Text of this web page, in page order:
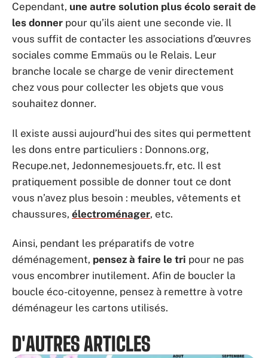
Cependant, une autre solution plus écolo serait de
les donner pour qu’ils aient une seconde vie. Il
vous suffit de contacter les associations d’œuvres
sociales comme Emmaüs ou le Relais. Leur
branche locale se charge de venir directement
chez vous pour collecter les objets que vous
souhaitez donner.
Il existe aussi aujourd’hui des sites qui permettent
les dons entre particuliers : Donnons.org,
Recupe.net, Jedonnemesjouets.fr, etc. Il est
pratiquement possible de donner tout ce dont
vous n’avez plus besoin : meubles, vêtements et
chaussures, électroménager, etc.
Ainsi, pendant les préparatifs de votre
déménagement, pensez à faire le tri pour ne pas
vous encombrer inutilement. Afin de boucler la
boucle éco-citoyenne, pensez à remettre à votre
déménageur les cartons utilisés.
D'AUTRES ARTICLES